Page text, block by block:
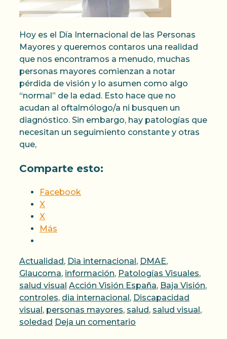
Hoy es el Día Internacional de las Personas
Mayores y queremos contaros una realidad
que nos encontramos a menudo, muchas
personas mayores comienzan a notar
pérdida de visión y lo asumen como algo
“normal” de la edad. Esto hace que no
acudan al oftalmólogo/a ni busquen un
diagnóstico. Sin embargo, hay patologías que
necesitan un seguimiento constante y otras
que,
Comparte esto:
Facebook
X
X
Más
Categorías
Actualidad, Dia internacional, DMAE,
Glaucoma, información, Patologías Visuales,
salud visual Etiquetas
Acción Visión España, Baja Visión,
controles, dia internacional, Discapacidad
visual, personas mayores, salud, salud visual,
soledad Deja un comentario